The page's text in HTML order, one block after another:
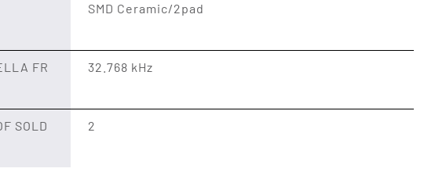
SMD Ceramic/2pad
FR
32.768 kHz
SOLD
2